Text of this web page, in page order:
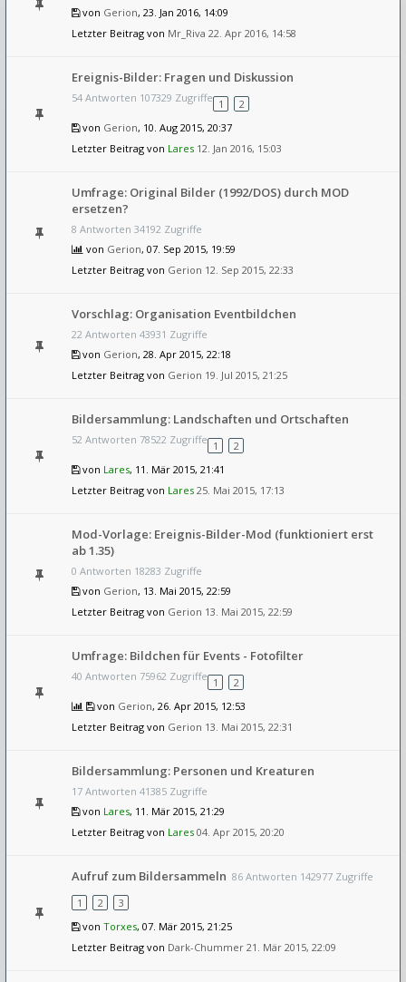
von Gerion, 23. Jan 2016, 14:09
Letzter Beitrag von Mr_Riva 22. Apr 2016, 14:58
Ereignis-Bilder: Fragen und Diskussion
54 Antworten 107329 Zugriffe 1
2
von Gerion, 10. Aug 2015, 20:37
Letzter Beitrag von Lares 12. Jan 2016, 15:03
Umfrage: Original Bilder (1992/DOS) durch MOD
ersetzen?
8 Antworten 34192 Zugriffe
von Gerion, 07. Sep 2015, 19:59
Letzter Beitrag von Gerion 12. Sep 2015, 22:33
Vorschlag: Organisation Eventbildchen
22 Antworten 43931 Zugriffe
von Gerion, 28. Apr 2015, 22:18
Letzter Beitrag von Gerion 19. Jul 2015, 21:25
Bildersammlung: Landschaften und Ortschaften
52 Antworten 78522 Zugriffe 1
2
von Lares, 11. Mär 2015, 21:41
Letzter Beitrag von Lares 25. Mai 2015, 17:13
Mod-Vorlage: Ereignis-Bilder-Mod (funktioniert erst
ab 1.35)
0 Antworten 18283 Zugriffe
von Gerion, 13. Mai 2015, 22:59
Letzter Beitrag von Gerion 13. Mai 2015, 22:59
Umfrage: Bildchen für Events - Fotofilter
40 Antworten 75962 Zugriffe 1
2
von Gerion, 26. Apr 2015, 12:53
Letzter Beitrag von Gerion 13. Mai 2015, 22:31
Bildersammlung: Personen und Kreaturen
17 Antworten 41385 Zugriffe
von Lares, 11. Mär 2015, 21:29
Letzter Beitrag von Lares 04. Apr 2015, 20:20
Aufruf zum Bildersammeln 86 Antworten 142977 Zugriffe
1
2
3
von Torxes, 07. Mär 2015, 21:25
Letzter Beitrag von Dark-Chummer 21. Mär 2015, 22:09